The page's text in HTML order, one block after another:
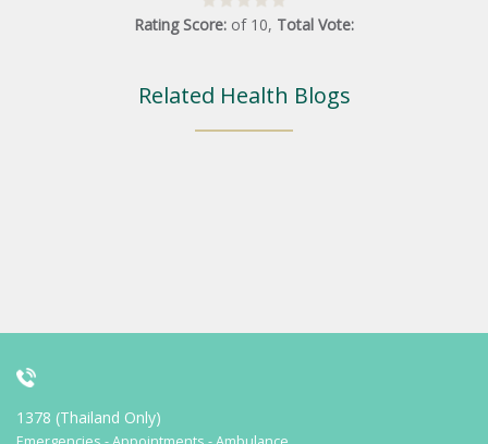
Rating Score: of 10, Total Vote:
Related Health Blogs
1378 (Thailand Only)